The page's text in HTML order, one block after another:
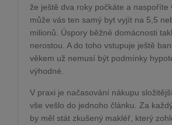
že ještě dva roky počkáte a naspoříte
může vás ten samý byt vyjít na 5,5
milionů. Úspory běžné domácnosti
nerostou. A do toho vstupuje ještě
věkem už nemusí být podmínky
výhodné.
V praxi je načasování nákupu
vše vešlo do jednoho článku. Za
by měl stát zkušený makléř, který